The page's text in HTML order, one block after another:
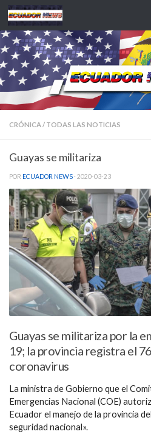
Saltar al contenido
CRÓNICA/ TODAS LAS NOTICIAS
Guayas se militariza
POR ECUADOR NEWS · 2020-03-23
Guayas se militariza por la
19; la provincia registra el
coronavirus
La ministra de Gobierno que el
Emergencias Nacional (COE)
Ecuador el manejo de la provincia
seguridad nacional».